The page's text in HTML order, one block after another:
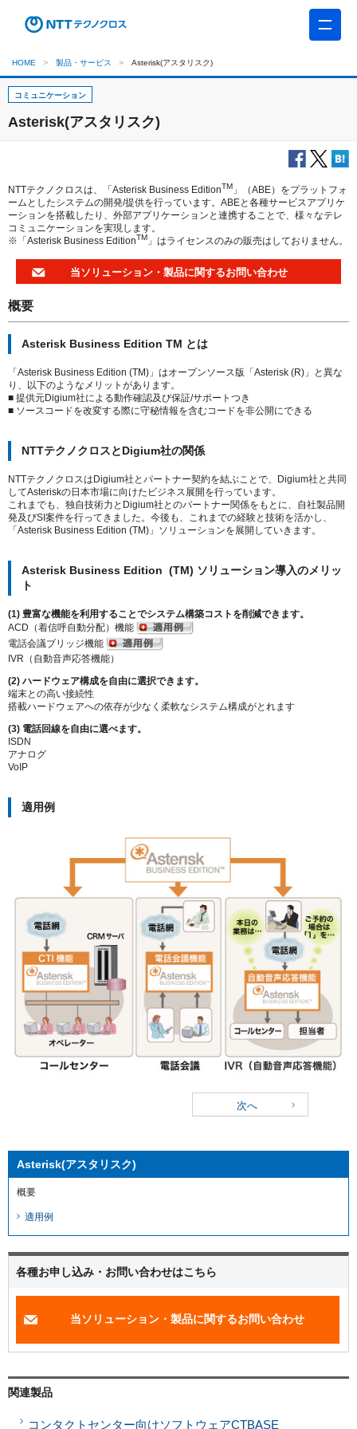
HOME 製品・サービス Asterisk(アスタリスク)
コミュニケーション
Asterisk(アスタリスク)
NTTテクノクロスは、「Asterisk Business EditionTM 」（ABE）をプラットフォ
ームとしたシステムの開発/提供を行っています。ABEと各種サービスアプリケ
ーションを搭載したり、外部アプリケーションと連携することで、様々なテレ
コミュニケーションを実現します。
※「Asterisk Business EditionTM 」はライセンスのみの販売はしておりません。
当ソリューション・製品に関するお問い合わせ
概要
Asterisk Business Edition TM とは
「Asterisk Business Edition (TM)」はオープンソース版「Asterisk (R)」と異な
り、以下のようなメリットがあります。
■ 提供元Digium社による動作確認及び保証/サポートつき
■ ソースコードを改変する際に守秘情報を含むコードを非公開にできる
NTTテクノクロスとDigium社の関係
NTTテクノクロスはDigium社とパートナー契約を結ぶことで、Digium社と共同
してAsteriskの日本市場に向けたビジネス展開を行っています。
これまでも、独自技術力とDigium社とのパートナー関係をもとに、自社製品開
発及びSI案件を行ってきました。今後も、これまでの経験と技術を活かし、
「Asterisk Business Edition (TM)」ソリューションを展開していきます。
Asterisk Business Edition (TM) ソリューション導入のメリッ
ト
(1) 豊富な機能を利用することでシステム構築コストを削減できます。
ACD（着信呼自動分配）機能
電話会議ブリッジ機能
IVR（自動音声応答機能）
(2) ハードウェア構成を自由に選択できます。
端末との高い接続性
搭載ハードウェアへの依存が少なく柔軟なシステム構成がとれます
(3) 電話回線を自由に選べます。
ISDN
アナログ
VoIP
適用例
次へ
Asterisk(アスタリスク)
概要
適用例
各種お申し込み・お問い合わせはこちら
当ソリューション・製品に関するお問い合わせ
関連製品
コンタクトセンター向けソフトウェアCTBASE